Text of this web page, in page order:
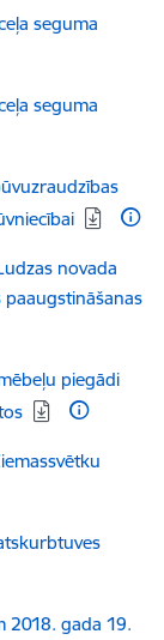
seguma
seguma
novada
piegādi
2018. gada 19.